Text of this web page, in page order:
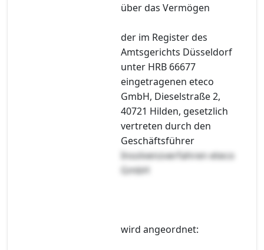
über das Vermögen
der im Register des
Amtsgerichts Düsseldorf
unter HRB 66677
eingetragenen eteco
GmbH, Dieselstraße 2,
40721 Hilden, gesetzlich
vertreten durch den
Geschäftsführer
Insolvenzverfahren eteco
GmbH
wird angeordnet: